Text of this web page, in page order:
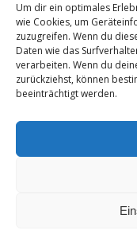
Um dir ein optimales
wie Cookies, um
zuzugreifen. Wenn du
Daten wie das
verarbeiten. Wenn du
zurückziehst, können
beeinträchtigt werden.
in 94469 Deggendorf
Buchhaltung:
Phone 0991/ 408 663
Mobil0176/ 2084 7175
info@ras-cpp.de